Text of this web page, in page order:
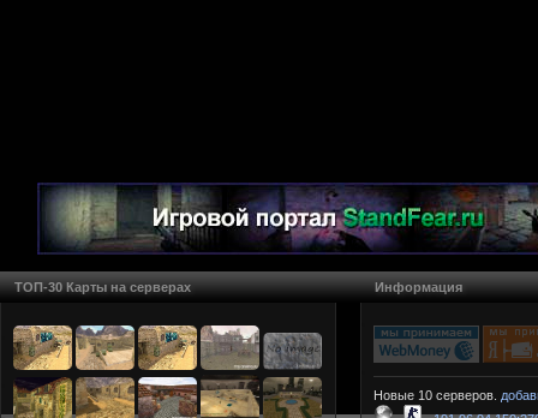
ТОП-30 Карты на серверах Информация
Новые 10 серверов.